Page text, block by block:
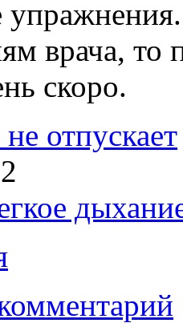
врача, то
скоро.
отпускает